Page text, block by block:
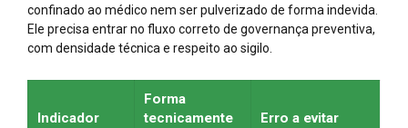
confinado ao médico nem ser pulverizado de forma indevida.
Ele precisa entrar no fluxo correto de governança preventiva,
com densidade técnica e respeito ao sigilo.
Indicador
Forma
tecnicamente
Erro a evitar